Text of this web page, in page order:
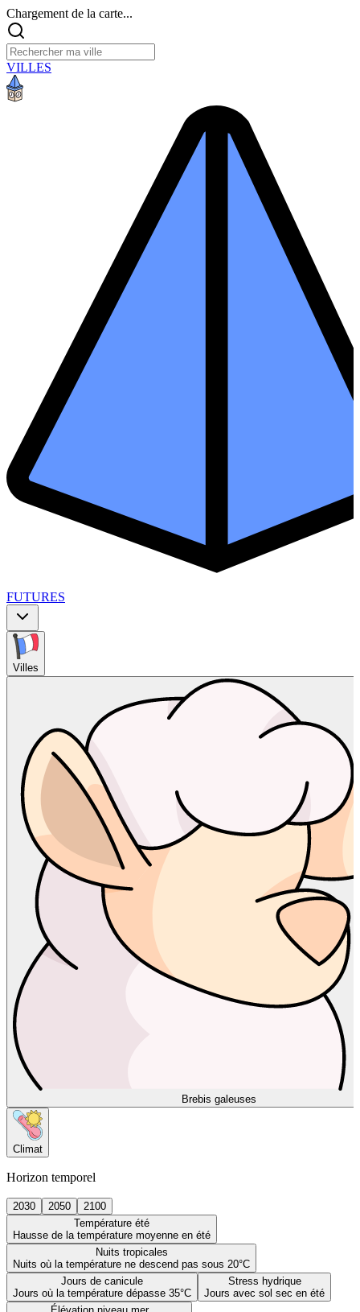
Chargement de la carte...
VILLES
FUTURES
Villes
Brebis galeuses
Climat
Horizon temporel
2030 2050
2100
Température été
Hausse de la température moyenne en été
Nuits tropicales
Nuits où la température ne descend pas sous 20°C
Jours de canicule
Jours où la température dépasse 35°C
Stress hydrique
Jours avec sol sec en été